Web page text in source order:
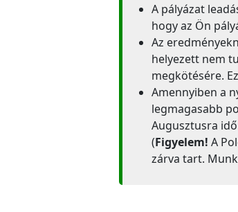
A pályázat
hogy az Ön
Az
helyezett nem
megkötésére.
Amennyiben a
legmagasabb
Augusztusra
(Figyelem! A
zárva tart.